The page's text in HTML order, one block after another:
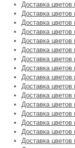
Доставка
Доставка цветов
Доставка
Доставка
Доставка цветов
Доставка
Доставка цветов
Доставка цветов
Доставка
Доставка
Доставка
Доставка
Доставка цветов
Доставка
Доставка цветов
Доставка